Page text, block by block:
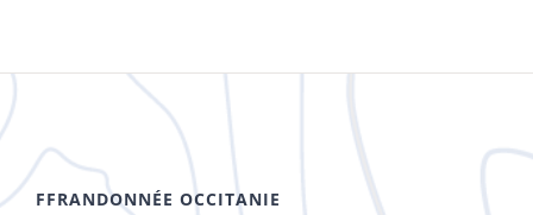
FFRANDONNÉE OCCITANIE